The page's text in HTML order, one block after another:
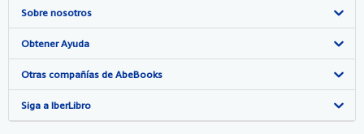
Colecciones
Mi cuenta
Mis pedidos
Ver carrito
Comenzar a vender
Únase a nuestro programa de afiliados
Recomiende un vendedor
Sobre nosotros
Sobre IberLibro
Medios
Empleo
Obtener Ayuda
Preguntas frecuentes y guías
Atención al Cliente
Otras compañías de AbeBooks
AbeBooks.com
Siga a IberLibro